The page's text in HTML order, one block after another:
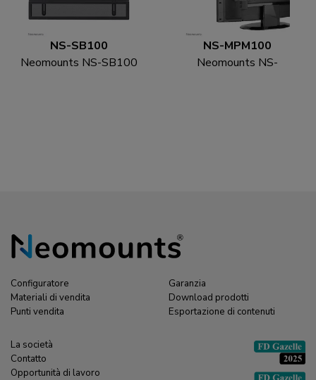
NS-SB100
Neomounts NS-SB100
NS-MPM100
Neomounts NS-
Configuratore
Materiali di vendita
Punti vendita
Garanzia
Download prodotti
Esportazione di contenuti
La società
Contatto
Opportunità di lavoro